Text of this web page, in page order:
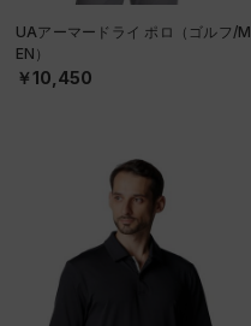
UAアーマードライ ポロ（ゴルフ/M
EN）
￥10,450